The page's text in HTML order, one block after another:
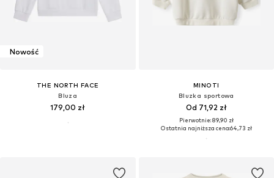
Nowość
THE NORTH FACE
Bluza
179,00 zł
MINOTI
Bluzka sportowa
Od 71,92 zł
Pierwotnie: 89,90 zł
Ostatnia najniższa cena:64,73 zł